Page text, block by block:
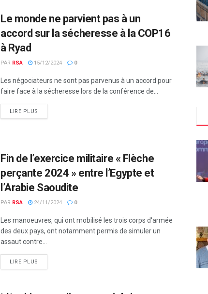
Le monde ne parvient pas à un
accord sur la sécheresse à la COP16
à Ryad
PAR RSA 15/12/2024 0
Les négociateurs ne sont pas parvenus à un accord pour
faire face à la sécheresse lors de la conférence de...
LIRE PLUS
Fin de l’exercice militaire « Flèche
perçante 2024 » entre l’Egypte et
l’Arabie Saoudite
PAR RSA 24/11/2024 0
Les manoeuvres, qui ont mobilisé les trois corps d'armée
des deux pays, ont notamment permis de simuler un
assaut contre...
LIRE PLUS